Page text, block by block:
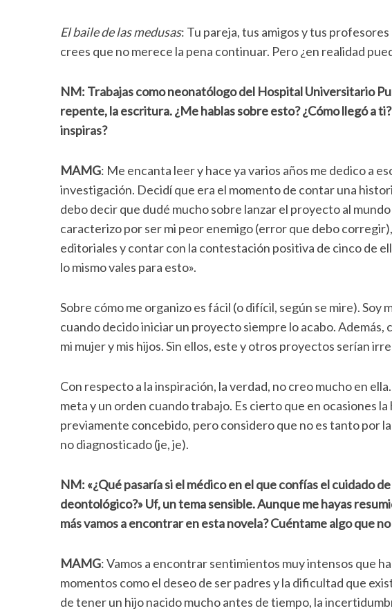
El baile de las medusas: Tu pareja, tus amigos y tus
crees que no merece la pena continuar. Pero ¿en realidad
NM: Trabajas como neonatólogo del Hospital Universitario
repente, la escritura. ¿Me hablas sobre esto? ¿Cómo llegó a
inspiras?
MAMG: Me encanta leer y hace ya varios años me dedico a
investigación. Decidí que era el momento de contar una
debo decir que dudé mucho sobre lanzar el proyecto al
caracterizo por ser mi peor enemigo (error que debo
editoriales y contar con la contestación positiva de cinco de
lo mismo vales para esto».
Sobre cómo me organizo es fácil (o difícil, según se mire). Soy
cuando decido iniciar un proyecto siempre lo acabo.
mi mujer y mis hijos. Sin ellos, este y otros proyectos serían
Con respecto a la inspiración, la verdad, no creo mucho en
meta y un orden cuando trabajo. Es cierto que en ocasiones
previamente concebido, pero considero que no es tanto por
no diagnosticado (je, je).
NM: «¿Qué pasaría si el médico en el que confías el cuidado
deontológico?» Uf, un tema sensible. Aunque me hayas
más vamos a encontrar en esta novela? Cuéntame algo que
MAMG: Vamos a encontrar sentimientos muy intensos que
momentos como el deseo de ser padres y la dificultad que
de tener un hijo nacido mucho antes de tiempo, la
S
a
c
h
o
: